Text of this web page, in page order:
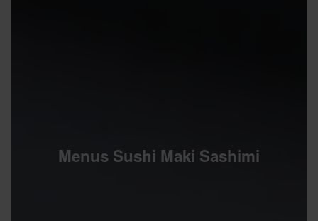
Menus Sushi Maki Sashimi